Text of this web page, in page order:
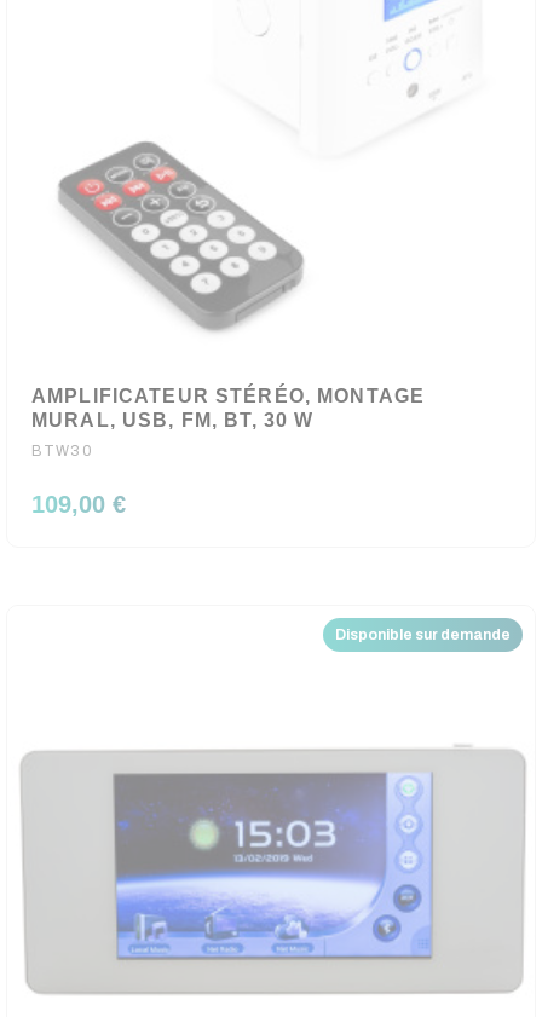
AMPLIFICATEUR STÉRÉO, MONTAGE
MURAL, USB, FM, BT, 30 W
BTW30
109,00 €
Disponible sur demande